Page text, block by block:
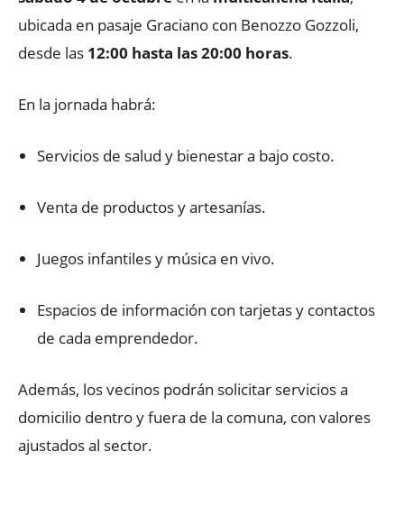
ubicada en pasaje Graciano con Benozzo Gozzoli,
desde las 12:00 hasta las 20:00 horas.
En la jornada habrá:
Servicios de salud y bienestar a bajo costo.
Venta de productos y artesanías.
Juegos infantiles y música en vivo.
Espacios de información con tarjetas y contactos
de cada emprendedor.
Además, los vecinos podrán solicitar servicios a
domicilio dentro y fuera de la comuna, con valores
ajustados al sector.